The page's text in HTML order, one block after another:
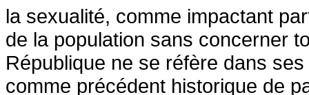
la sexualité, comme impactant
de la population sans concerner
République ne se réfère dans
comme précédent historique de